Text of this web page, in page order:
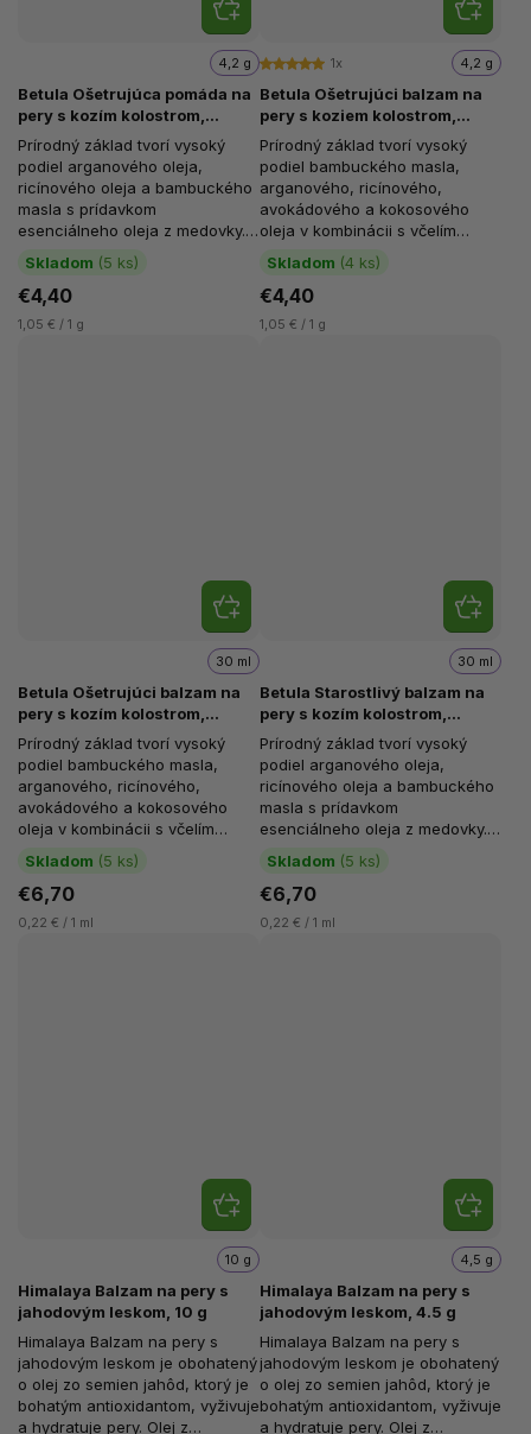
Betula Ošetrujúca pomáda na
pery s kozím kolostrom,
Medovka, 4,2 g
Skladom (5 ks)
4,2 g
€4,40
1,05 € / 1 g
Prírodný základ tvorí vysoký
podiel arganového oleja,
ricínového oleja a bambuckého
masla s prídavkom
esenciálneho oleja z medovky.
Pomáda vďaka vysokému
obsahu vitamínu E...
Betula Ošetrujúci balzam na
pery s koziem kolostrom,
Smetana, 4,2 g
1x
Skladom (4 ks)
4,2 g
€4,40
1,05 € / 1 g
Prírodný základ tvorí vysoký
podiel bambuckého masla,
arganového, ricínového,
avokádového a kokosového
oleja v kombinácii s včelím
voskom a koziem kolostrom.
Balzam vďaka obsahu...
Betula Ošetrujúci balzam na
pery s kozím kolostrom,
Smetana, 30 ml
Skladom (5 ks)
30 ml
€6,70
0,22 € / 1 ml
Prírodný základ tvorí vysoký
podiel bambuckého masla,
arganového, ricínového,
avokádového a kokosového
oleja v kombinácii s včelím
voskom a kozím kolostrom.
Balzam vďaka obsahu...
Betula Starostlivý balzam na
pery s kozím kolostrom,
Medovka, 30 ml
Skladom (5 ks)
30 ml
€6,70
0,22 € / 1 ml
Prírodný základ tvorí vysoký
podiel arganového oleja,
ricínového oleja a bambuckého
masla s prídavkom
esenciálneho oleja z medovky.
Balzam vďaka vysokému
obsahu vitamínu E...
Himalaya Balzam na pery s
jahodovým leskom, 10 g
10 g
Himalaya Balzam na pery s
jahodovým leskom je obohatený
o olej zo semien jahôd, ktorý je
bohatým antioxidantom, vyživuje
a hydratuje pery. Olej z
Himalaya Balzam na pery s
jahodovým leskom, 4.5 g
4,5 g
Himalaya Balzam na pery s
jahodovým leskom je obohatený
o olej zo semien jahôd, ktorý je
bohatým antioxidantom, vyživuje
a hydratuje pery. Olej z